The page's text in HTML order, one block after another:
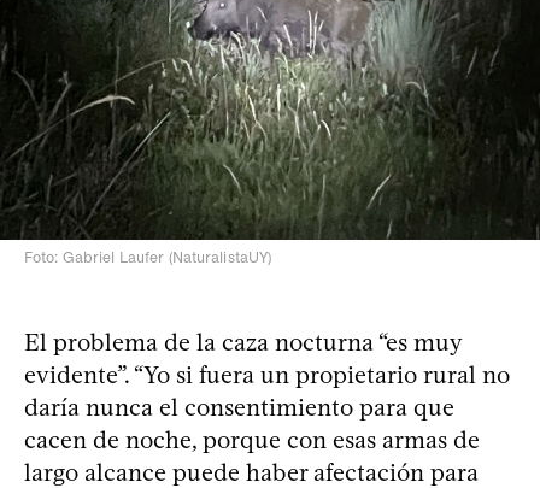
Foto: Gabriel Laufer (NaturalistaUY)
El problema de la caza nocturna “es muy
evidente”. “Yo si fuera un propietario rural no
daría nunca el consentimiento para que
cacen de noche, porque con esas armas de
largo alcance puede haber afectación para